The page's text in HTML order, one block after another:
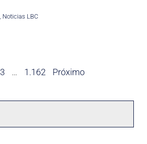
Noticias LBC
3 … 1.162 Próximo